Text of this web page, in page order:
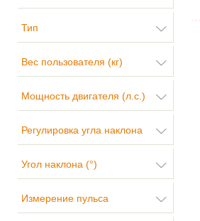
Тип
Вес пользователя (кг)
Мощность двигателя (л.с.)
Регулировка угла наклона
Угол наклона (°)
Измерение пульса